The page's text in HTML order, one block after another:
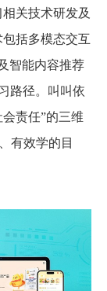
关技术研发及
括多模态交互
智能内容推荐
路径。叫叫依
责任”的三维
有效学的目